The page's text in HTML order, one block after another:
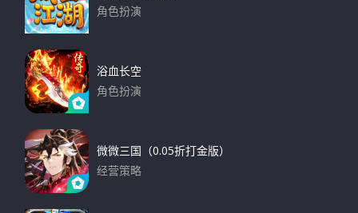
角色扮演
浴血长空
角色扮演
微微三国（0.05折打金版）
经营策略